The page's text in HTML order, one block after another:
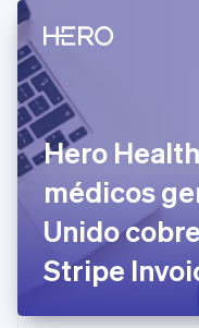
Hero
médicos
Unido
Stripe
简体中文
Chipre
Croacia
English
Dinamarca
English
Emiratos Árabes
English
Eslovaquia
English
Eslovenia
España